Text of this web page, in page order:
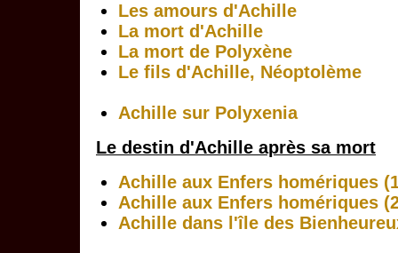
Les amours d'Achille
La mort d'Achille
La mort de Polyxène
Le fils d'Achille, Néoptolème
Achille sur Polyxenia
Le destin d'Achille après sa mort
Achille aux Enfers homériques
Achille aux Enfers homériques
Achille dans l'île des